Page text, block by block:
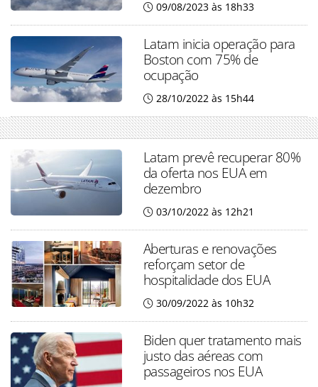
09/08/2023 às 18h33
Latam inicia operação para
Boston com 75% de
ocupação
28/10/2022 às 15h44
Latam prevê recuperar 80%
da oferta nos EUA em
dezembro
03/10/2022 às 12h21
Aberturas e renovações
reforçam setor de
hospitalidade dos EUA
30/09/2022 às 10h32
Biden quer tratamento mais
justo das aéreas com
passageiros nos EUA